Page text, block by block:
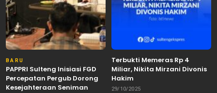
BARU
PAPPRI Sulteng Inisiasi FGD
Percepatan Pergub Dorong
Kesejahteraan Seniman
Terbukti Memeras Rp 4
Miliar, Nikita Mirzani Divonis
Hakim
29/10/2025